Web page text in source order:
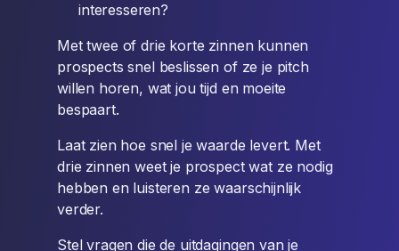
interesseren?
Met twee of drie korte zinnen kunnen
prospects snel beslissen of ze je pitch
willen horen, wat jou tijd en moeite
bespaart.
Laat zien hoe snel je waarde levert. Met
drie zinnen weet je prospect wat ze nodig
hebben en luisteren ze waarschijnlijk
verder.
Stel vragen die de uitdagingen van je